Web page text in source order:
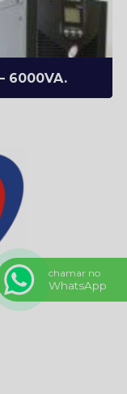
6000VA.
chamar no
WhatsApp